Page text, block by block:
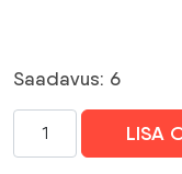
oli:
87,12 €.
Saadavus: 6
DAHUA
LISA